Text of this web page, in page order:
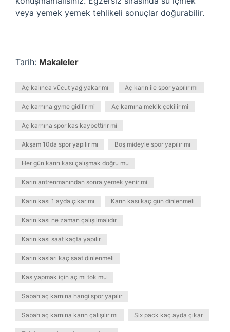
veya yemek yemek tehlikeli sonuçlar doğurabilir.
Tarih: Makaleler
Aç kalınca vücut yağ yakar mı Aç karın ile spor yapılır mı
Aç karnına gyme gidilir mi Aç karnına mekik çekilir mi
Aç karnına spor kas kaybettirir mi
Akşam 10da spor yapılır mı Boş mideyle spor yapılır mı
Her gün karın kası çalışmak doğru mu
Karın antrenmanından sonra yemek yenir mi
Karın kası 1 ayda çıkar mı Karın kası kaç gün dinlenmeli
Karın kası ne zaman çalışılmalıdır
Karın kası saat kaçta yapılır
Karın kasları kaç saat dinlenmeli
Kas yapmak için aç mı tok mu
Sabah aç karnına hangi spor yapılır
Sabah aç karnına karın çalışılır mı Six pack kaç ayda çıkar